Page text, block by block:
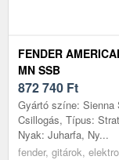
FENDER
MN SSB
872 740 Ft
Gyártó színe:
Csillogás, Típus:
Nyak: Juharfa, Ny...
fender, gitárok,